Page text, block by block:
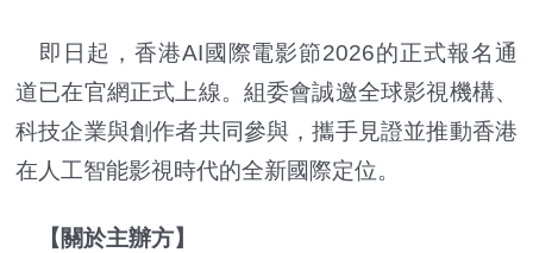
即日起，香港AI國際電影節2026的正式報名通
道已在官網正式上線。組委會誠邀全球影視機構、
科技企業與創作者共同參與，攜手見證並推動香港
在人工智能影視時代的全新國際定位。
【關於主辦方】